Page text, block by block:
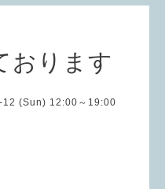
おります
(Sun) 12:00～19:00